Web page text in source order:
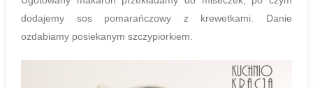
dodajemy sos pomarańczowy z krewetkami. Danie
ozdabiamy posiekanym szczypiorkiem.